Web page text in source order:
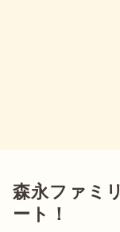
森永ファミ
ート！